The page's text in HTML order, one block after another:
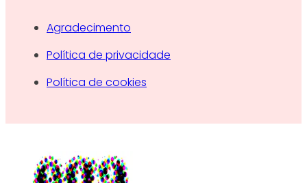
Agradecimento
Política de privacidade
Política de cookies